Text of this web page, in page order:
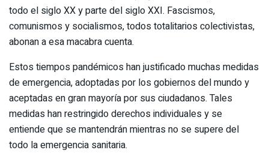
todo el siglo XX y parte del siglo XXI. Fascismos,
comunismos y socialismos, todos totalitarios colectivistas,
abonan a esa macabra cuenta.
Estos tiempos pandémicos han justificado muchas medidas
de emergencia, adoptadas por los gobiernos del mundo y
aceptadas en gran mayoría por sus ciudadanos. Tales
medidas han restringido derechos individuales y se
entiende que se mantendrán mientras no se supere del
todo la emergencia sanitaria.